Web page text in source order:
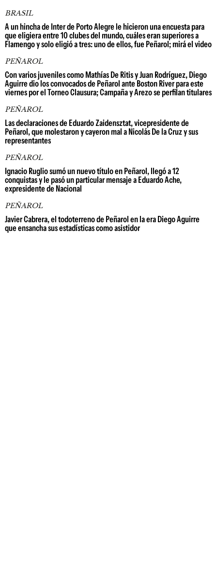
BRASIL
A un hincha de Inter de Porto Alegre le hicieron una encuesta para
que eligiera entre 10 clubes del mundo, cuáles eran superiores a
Flamengo y solo eligió a tres: uno de ellos, fue Peñarol; mirá el video
PEÑAROL
Con varios juveniles como Mathías De Ritis y Juan Rodríguez, Diego
Aguirre dio los convocados de Peñarol ante Boston River para este
viernes por el Torneo Clausura; Campaña y Arezo se perfilan titulares
PEÑAROL
Las declaraciones de Eduardo Zaidensztat, vicepresidente de
Peñarol, que molestaron y cayeron mal a Nicolás De la Cruz y sus
representantes
PEÑAROL
Ignacio Ruglio sumó un nuevo título en Peñarol, llegó a 12
conquistas y le pasó un particular mensaje a Eduardo Ache,
expresidente de Nacional
PEÑAROL
Javier Cabrera, el todoterreno de Peñarol en la era Diego Aguirre
que ensancha sus estadísticas como asistidor